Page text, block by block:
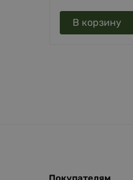
В корзину